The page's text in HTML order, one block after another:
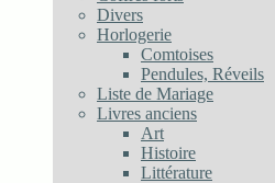
Divers
Horlogerie
Comtoises
Pendules, Réveils
Liste de Mariage
Livres anciens
Art
Histoire
Littérature